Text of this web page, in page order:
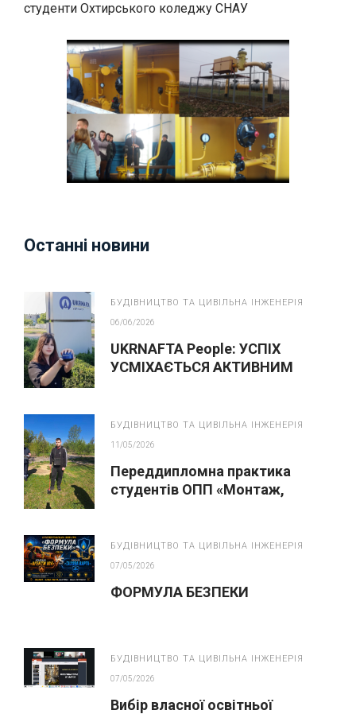
студенти Охтирського коледжу СНАУ
Останні новини
БУДІВНИЦТВО ТА ЦИВІЛЬНА ІНЖЕНЕРІЯ
06/06/2026
UKRNAFTA People: УСПІХ
УСМІХАЄТЬСЯ АКТИВНИМ
БУДІВНИЦТВО ТА ЦИВІЛЬНА ІНЖЕНЕРІЯ
11/05/2026
Переддипломна практика
студентів ОПП «Монтаж,
БУДІВНИЦТВО ТА ЦИВІЛЬНА ІНЖЕНЕРІЯ
07/05/2026
ФОРМУЛА БЕЗПЕКИ
БУДІВНИЦТВО ТА ЦИВІЛЬНА ІНЖЕНЕРІЯ
07/05/2026
Вибір власної освітньої